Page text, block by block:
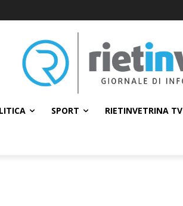
SPORT RIETINVETRINA TV